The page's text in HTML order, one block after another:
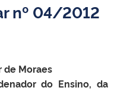
nº 04/2012
de Moraes
do Ensino, da